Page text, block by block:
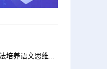
全球观点：以微渗透教学法培养语文思维能力